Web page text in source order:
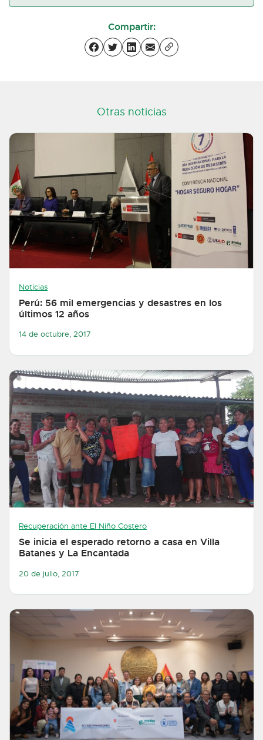
Compartir:
Otras noticias
Noticias
Perú: 56 mil emergencias y desastres en los
últimos 12 años
14 de octubre, 2017
Recuperación ante El Niño Costero
Se inicia el esperado retorno a casa en Villa
Batanes y La Encantada
20 de julio, 2017